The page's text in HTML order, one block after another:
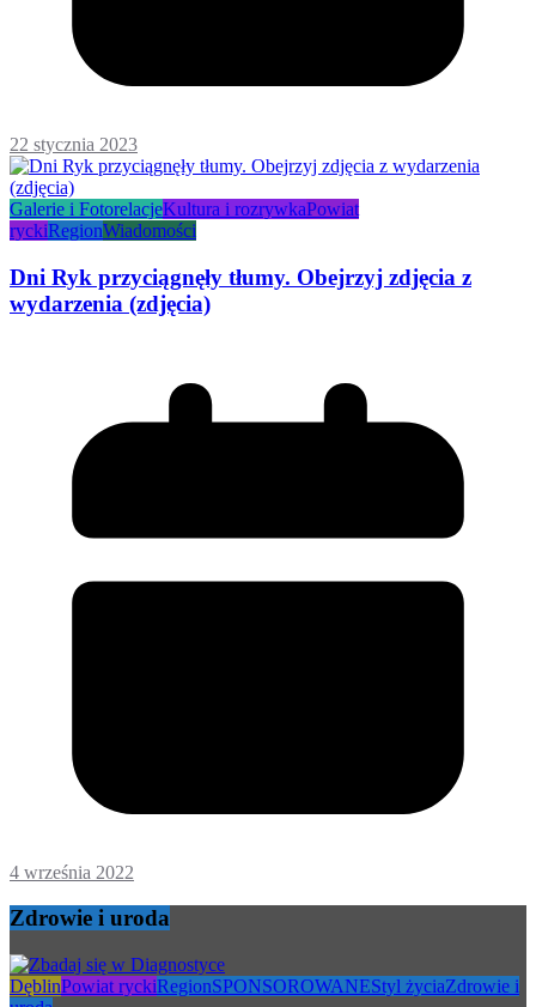
22 stycznia 2023
Galerie i FotorelacjeKultura i rozrywkaPowiat
ryckiRegionWiadomości
Dni Ryk przyciągnęły tłumy. Obejrzyj zdjęcia z
wydarzenia (zdjęcia)
4 września 2022
Zdrowie i uroda
DęblinPowiat ryckiRegionSPONSOROWANEStyl życiaZdrowie i